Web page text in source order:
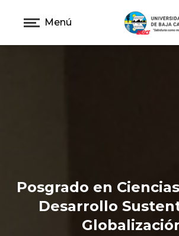
Menú
Posgrado en
Desarrollo